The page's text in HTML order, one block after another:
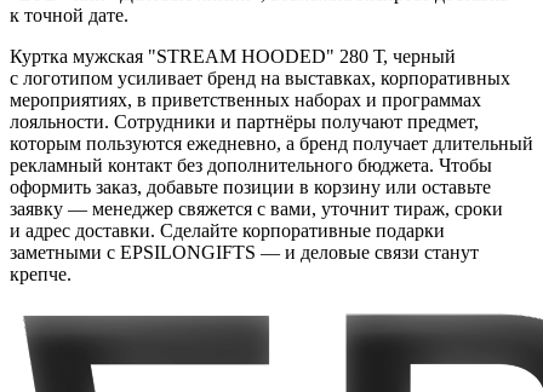
к точной дате.
Куртка мужская "STREAM HOODED" 280 Т, черный
с логотипом усиливает бренд на выставках, корпоративных
мероприятиях, в приветственных наборах и программах
лояльности. Сотрудники и партнёры получают предмет,
которым пользуются ежедневно, а бренд получает длительный
рекламный контакт без дополнительного бюджета. Чтобы
оформить заказ, добавьте позиции в корзину или оставьте
заявку — менеджер свяжется с вами, уточнит тираж, сроки
и адрес доставки. Сделайте корпоративные подарки
заметными с EPSILONGIFTS — и деловые связи станут
крепче.